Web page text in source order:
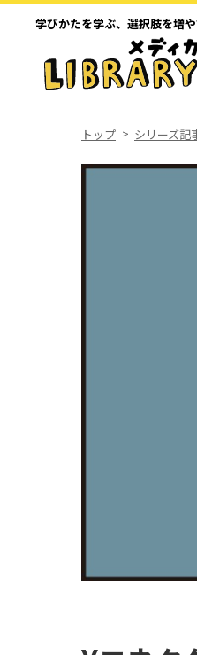
学びかたを学ぶ、 選択肢を増
トップ シリーズ記